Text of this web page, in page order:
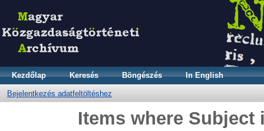
Kezdőlap Keresés Böngészés In English
Bejelentkezés adatfeltöltéshez
Items where